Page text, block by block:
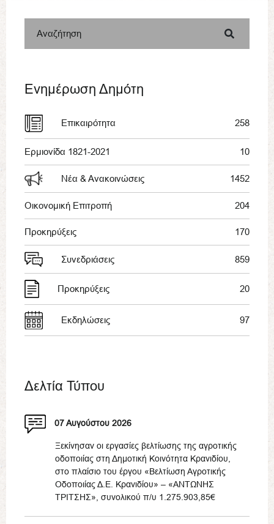
Αναζήτηση
Ενημέρωση Δημότη
Επικαιρότητα 258
Ερμιονίδα 1821-2021 10
Νέα & Ανακοινώσεις 1452
Οικονομική Επιτροπή 204
Προκηρύξεις 170
Συνεδριάσεις 859
Προκηρύξεις 20
Εκδηλώσεις 97
Δελτία Τύπου
07 Αυγούστου 2026
Ξεκίνησαν οι εργασίες βελτίωσης της αγροτικής
οδοποιίας στη Δημοτική Κοινότητα Κρανιδίου,
στο πλαίσιο του έργου «Βελτίωση Αγροτικής
Οδοποιίας Δ.Ε. Κρανιδίου» – «ΑΝΤΩΝΗΣ
ΤΡΙΤΣΗΣ», συνολικού π/υ 1.275.903,85€